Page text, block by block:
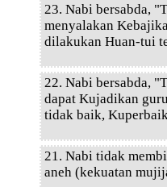
23. Nabi bersabda,
menyalakan
dilakukan Huan-tui
22. Nabi bersabda,
dapat Kujadikan
tidak baik,
21. Nabi tidak
aneh (kekuatan